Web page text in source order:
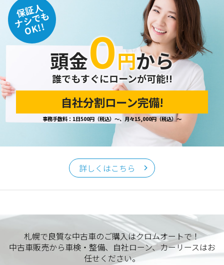
保証人
ナシでも
OK!!
頭金０円から
誰でもすぐにローンが可能!!
自社分割ローン完備!
事務手数料：1日500円（税込）～、月々15,000円（税込）～
詳しくはこちら
札幌で良質な中古車のご購入はクロムオートで！
中古車販売から車検・整備、自社ローン、カーリースはお
任せください。